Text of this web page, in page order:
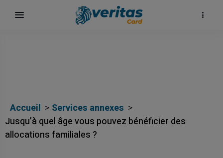
Accueil
Services annexes
Jusqu’à quel âge vous pouvez bénéficier des
allocations familiales ?